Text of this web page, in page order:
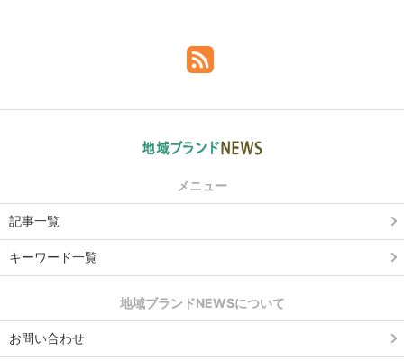
メニュー
記事一覧
キーワード一覧
地域ブランドNEWSについて
お問い合わせ